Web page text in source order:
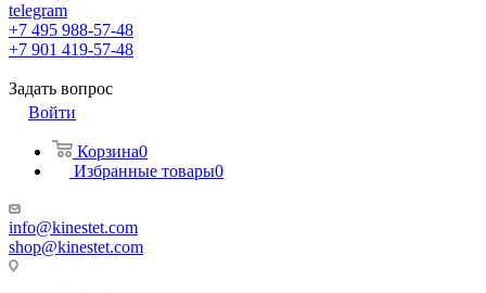
telegram
+7 495 988-57-48
+7 901 419-57-48
Задать вопрос
Войти
Корзина0
Избранные товары0
info@kinestet.com
shop@kinestet.com